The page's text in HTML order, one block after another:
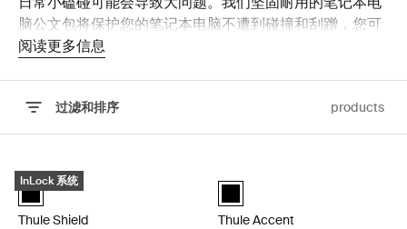
脑公文包将保护您的笔记本电脑不遭到碰撞和刮蹭，您可
以放心投入每天的工作。
阅读更多信息
过滤和排序 products
跳至结果
Thule Shield 配备 InLock 的 16 英寸公文包自行车侧袋 Black
InLock 系统
Thule Shield attache with InLock 16" 黑色 (selected)
Thule Shield
Thule Accent convertible
Thule Accent